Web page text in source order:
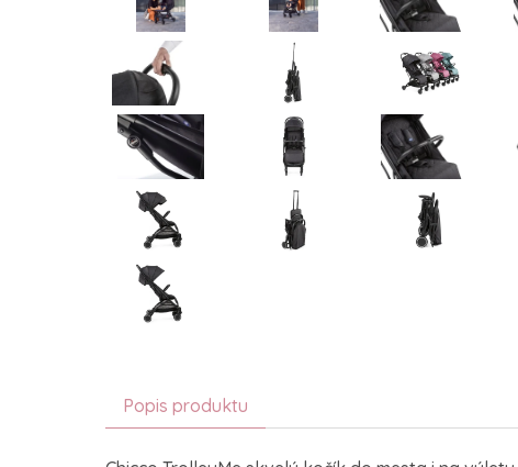
Popis produktu